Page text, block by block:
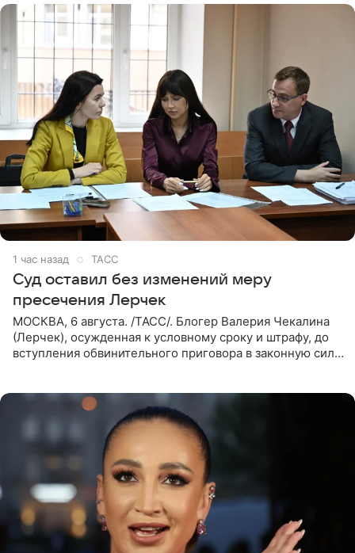
1 час назад ТАСС
Суд оставил без изменений меру
пресечения Лерчек
МОСКВА, 6 августа. /ТАСС/. Блогер Валерия Чекалина
(Лерчек), осужденная к условному сроку и штрафу, до
вступления обвинительного приговора в законную силу